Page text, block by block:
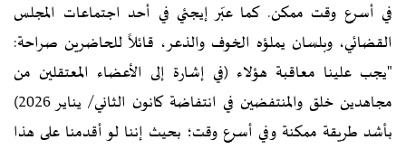
في أسرع وقت ممكن. كما عبّر إيجئي في أحد اجتماعات المجلس
القضائي، وبلسان يملؤه الخوف والذعر، قائلاً للحاضرين صراحة:
"يجب علينا معاقبة هؤلاء (في إشارة إلى الأعضاء المعتقلين من
مجاهدين خلق والمنتفضين في انتفاضة كانون الثاني/ يناير 2026)
بأشد طريقة ممكنة وفي أسرع وقت؛ بحيث إننا لو أقدمنا على هذا